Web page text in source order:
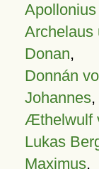
Archelaus
Donan,
Donnán
Johannes,
Æthelwulf
Lukas
Maximus,